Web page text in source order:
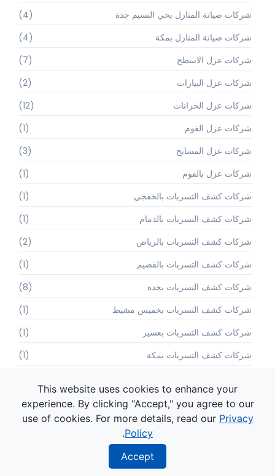
شركات صيانة المنازل بحي النسيم جدة
(4)
شركات صيانة المنازل بمكة
(4)
شركات عزل الاسطح
(7)
شركات عزل البيارات
(2)
شركات عزل الخزانات
(12)
شركات عزل الفوم
(1)
شركات عزل المسابح
(3)
شركات عزل بالفوم
(1)
شركات كشف التسربات بالخفجي
(1)
شركات كشف التسربات بالدمام
(1)
شركات كشف التسربات بالرياض
(2)
شركات كشف التسربات بالقصيم
(1)
شركات كشف التسربات بجدة
(8)
شركات كشف التسربات بخميس مشيط
(1)
شركات كشف التسربات بعسير
(1)
شركات كشف التسربات بمكة
(1)
شركات كشف تسربات الحمامات
(1)
شركات كشف تسربات الخزانات
(1)
شركات كشف تسربات المسابح
شركات كشف تسربات المياه
This website uses cookies to enhance your
experience. By clicking "Accept," you agree to our
use of cookies. For more details, read our Privacy
Policy
.
Accept